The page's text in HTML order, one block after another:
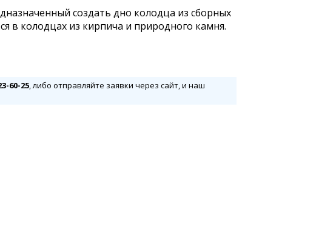
создать дно колодца из сборных
в колодцах из кирпича и природного камня.
60-25, либо отправляйте заявки через сайт, и наш